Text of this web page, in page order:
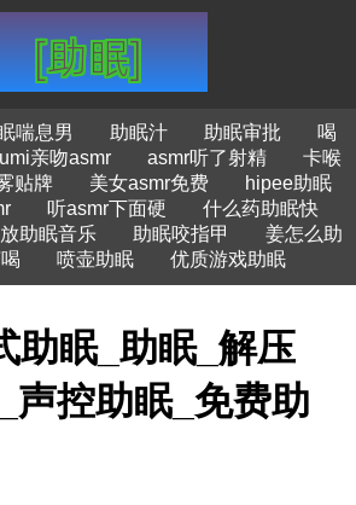
喘息男 助眠汁 助眠审批
喝
亲吻asmr asmr听了射精
卡喉
贴牌 美女asmr免费
hipee助眠
听asmr下面硬
什么药助眠快
助眠音乐 助眠咬指甲
姜怎么助
喷壶助眠 优质游戏助眠
助眠_助眠_解压
声控助眠_免费助